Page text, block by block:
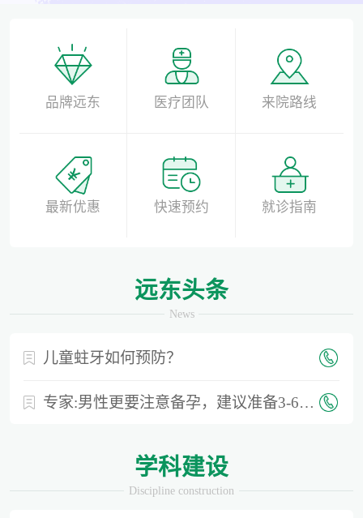
品牌远东 医疗团队 来院路线
最新优惠 快速预约 就诊指南
远东头条
News
儿童蛀牙如何预防？
专家:男性更要注意备孕，建议准备3-6个月时间
学科建设
Discipline construction